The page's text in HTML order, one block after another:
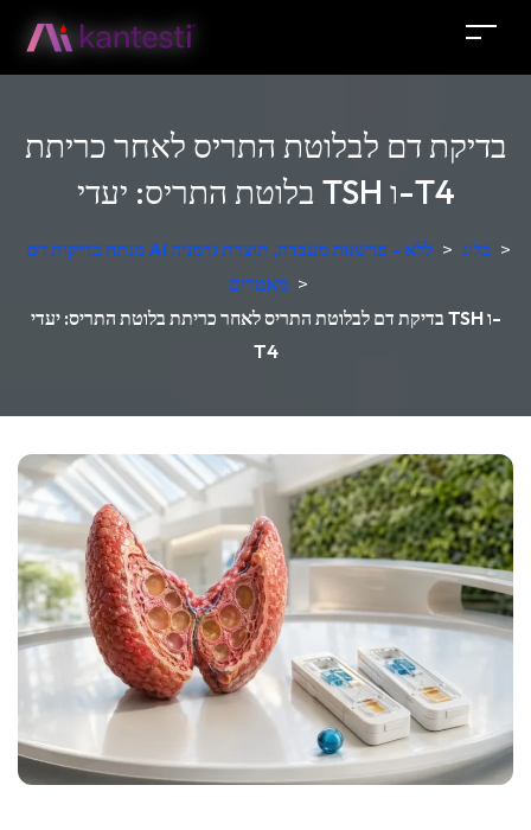
בדיקת דם לבלוטת התריס לאחר כריתת
בלוטת התריס: יעדי TSH ו-T4
מנתח בדיקות דם AI ללא - פרשנות מעבדה, תוצרת גרמניה > בלוג >
מאמרים >
בדיקת דם לבלוטת התריס לאחר כריתת בלוטת התריס: יעדי TSH ו-
T4